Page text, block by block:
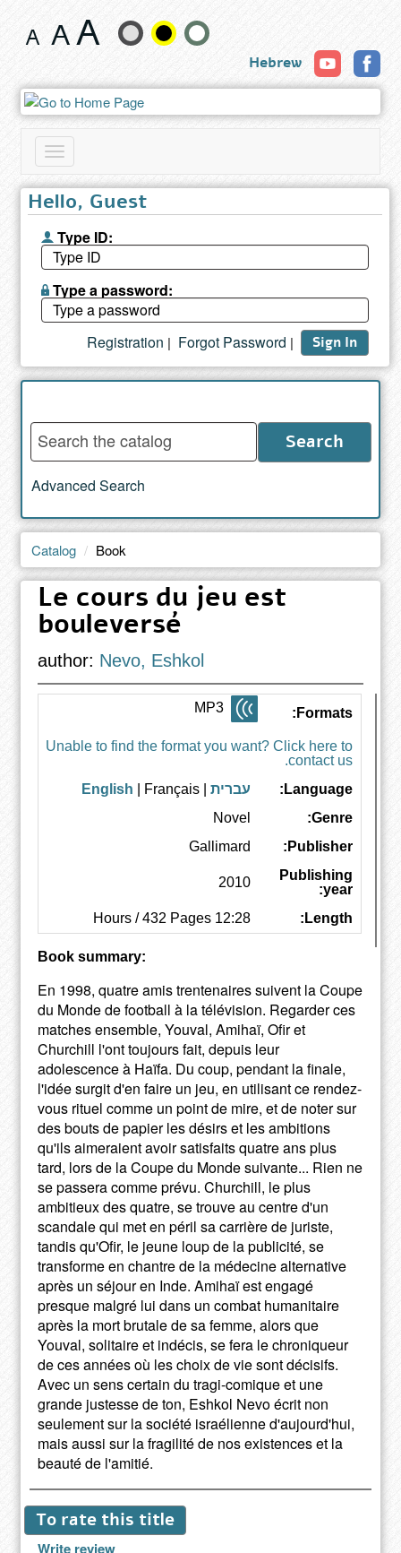
Change
size
and
color
Hebrew
Toggle
navigation
Hello, Guest
Type ID:
Type a password:
Sign In
|
Forgot Password
|
Registration
Enter
words
to
search
catalog
Search
Advanced Search
Catalog Book
Le cours du jeu est
bouleversé
author: Nevo, Eshkol
Formats:
Unable to find the format you want? Click here to
contact us.
Language:
עברית|
English | Français
Genre:
Novel
Publisher:
Gallimard
Publishing
year:
2010
Length:
12:28 Hours / 432 Pages
Book summary:
En 1998, quatre amis trentenaires suivent la Coupe
du Monde de football à la télévision. Regarder ces
matches ensemble, Youval, Amihaï, Ofir et
Churchill l'ont toujours fait, depuis leur
adolescence à Haïfa. Du coup, pendant la finale,
l'idée surgit d'en faire un jeu, en utilisant ce rendez-
vous rituel comme un point de mire, et de noter sur
des bouts de papier les désirs et les ambitions
qu'ils aimeraient avoir satisfaits quatre ans plus
tard, lors de la Coupe du Monde suivante... Rien ne
se passera comme prévu. Churchill, le plus
ambitieux des quatre, se trouve au centre d'un
scandale qui met en péril sa carrière de juriste,
tandis qu'Ofir, le jeune loup de la publicité, se
transforme en chantre de la médecine alternative
après un séjour en Inde. Amihaï est engagé
presque malgré lui dans un combat humanitaire
après la mort brutale de sa femme, alors que
Youval, solitaire et indécis, se fera le chroniqueur
de ces années où les choix de vie sont décisifs.
Avec un sens certain du tragi-comique et une
grande justesse de ton, Eshkol Nevo écrit non
seulement sur la société israélienne d'aujourd'hui,
mais aussi sur la fragilité de nos existences et la
beauté de l'amitié.
To rate this title
Write review